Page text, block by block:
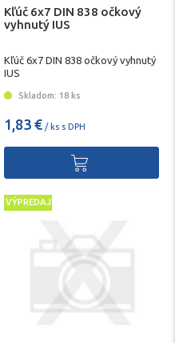
Kľúč 6x7 DIN 838 očkový
vyhnutý IUS
Kľúč 6x7 DIN 838 očkový vyhnutý
IUS
Skladom: 18 ks
1,83 € / ks s DPH
VÝPREDAJ